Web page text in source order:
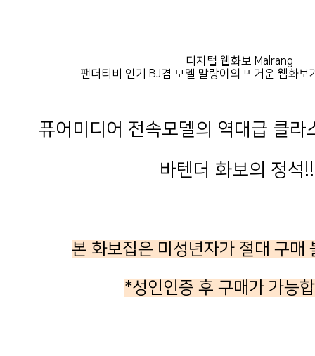
디지털 웹화보 Malrang
팬더티비 인기 BJ겸 모델 말랑이의 뜨거운 웹화보
퓨어미디어 전속모델의 역대급 클라
바텐더 화보의 정석
본 화보집은 미성년자가 절대 구매
*성인인증 후 구매가 가능